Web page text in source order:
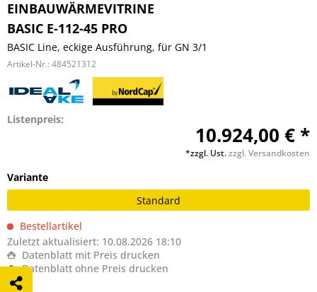
EINBAUWÄRMEVITRINE
BASIC E-112-45 PRO
BASIC Line, eckige Ausführung, für GN 3/1
Artikel-Nr.: 484521312
Listenpreis:
10.924,00 € *
*zzgl. Ust.zzgl. Versandkosten
Variante
Standard
Bestellartikel
Zuletzt aktualisiert: 10.08.2026 18:10
Datenblatt mit Preis drucken
Datenblatt ohne Preis drucken